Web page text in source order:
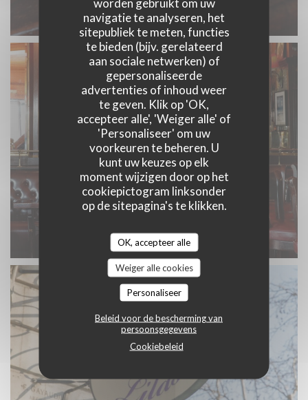
navigatie te analyseren, het
sitepubliek te meten, functies
te bieden (bijv. gerelateerd
aan sociale netwerken) of
gepersonaliseerde
advertenties of inhoud weer
te geven. Klik op 'OK,
accepteer alle', 'Weiger alle' of
'Personaliseer' om uw
voorkeuren te beheren. U
kunt uw keuzes op elk
moment wijzigen door op het
cookiepictogram linksonder
op de sitepagina's te klikken.
OK, accepteer alle
Weiger alle cookies
Personaliseer
Beleid voor de bescherming van
persoonsgegevens
Cookiebeleid